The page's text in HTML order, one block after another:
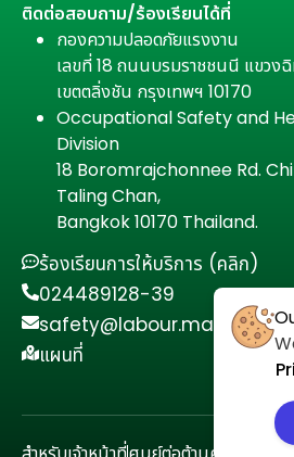
ติดต่อสอบถาม/ร้องเรียนได้ที่
กองความปลอดภัยแรงงาน
เลขที่ 18 ถนนบรมราชชนนี แขวง
เขตตลิ่งชัน กรุงเทพฯ 10170
Occupational Safety and
Division
18 Boromrajchonnee Rd.
Taling Chan,
Bangkok 10170 Thailand.
ร้องเรียนการให้บริการ (คลิก)
024489128-39
safety@labour.mail.go.th
แผนที่